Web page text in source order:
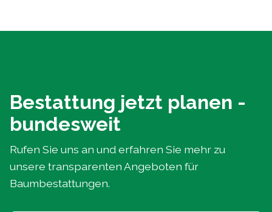
Bestattung jetzt planen -
bundesweit
Rufen Sie uns an und erfahren Sie mehr zu
unsere transparenten Angeboten für
Baumbestattungen.